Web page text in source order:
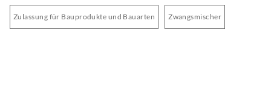
Zulassung für Bauprodukte und Bauarten Zwangsmischer